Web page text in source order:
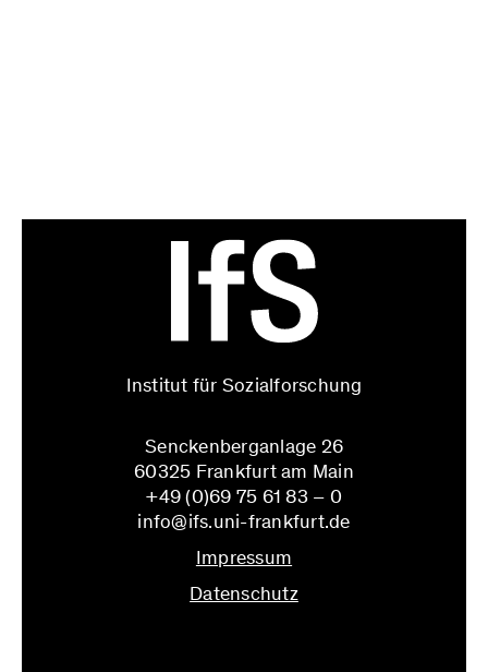
Institut für Sozialforschung
Senckenberganlage 26
60325 Frankfurt am Main
+49 (0)69 75 61 83 – 0
info@ifs.uni-frankfurt.de
Impressum
Datenschutz